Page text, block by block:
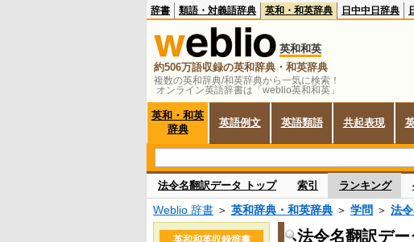
複数の英和辞典/和英辞典から一気に検索！
オンライン英語辞書は「weblio英和和英」
辞書 類語・対義語辞典 英和・和英辞典 日中中日辞典
英和和英
約506万語収録の英和辞典・和英辞典
英和・和英
辞典
英語例文 英語類語 共起表現
法令名翻訳データ トップ 索引 ランキング
Weblio 辞書 ＞ 英和辞典・和英辞典 ＞ 学問 ＞ 法
法令名翻訳デ
英和和英収録辞書